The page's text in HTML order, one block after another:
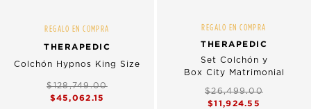
REGALO EN COMPRA
THERAPEDIC
Colchón Hypnos King Size
$128,749.00
$45,062.15
REGALO EN COMPRA
THERAPEDIC
Set Colchón y
Box City Matrimonial
$26,499.00
$11,924.55